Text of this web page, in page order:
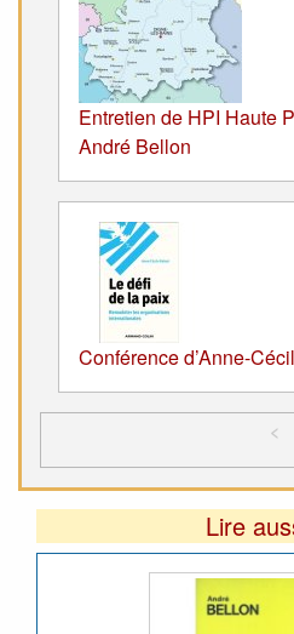
Entretien de HPI Haute
André Bellon
Conférence d’Anne-
<
Lire